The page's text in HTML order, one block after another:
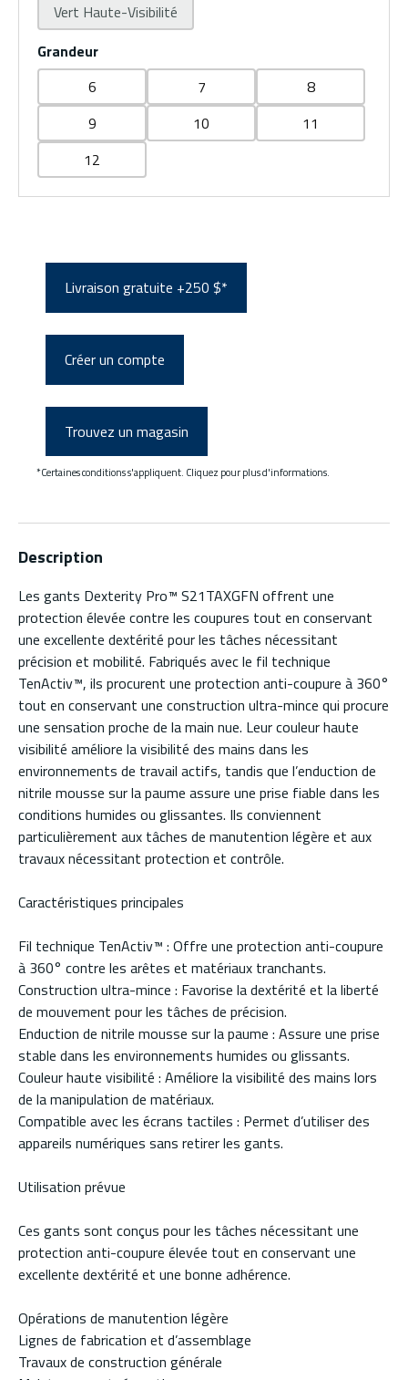
Vert Haute-Visibilité
Grandeur
6
7
8
9
10
11
12
Livraison gratuite +250 $*
Créer un compte
Trouvez un magasin
*Certaines conditions s'appliquent. Cliquez pour plus d'informations.
Description
Les gants Dexterity Pro™ S21TAXGFN offrent une
protection élevée contre les coupures tout en conservant
une excellente dextérité pour les tâches nécessitant
précision et mobilité. Fabriqués avec le fil technique
TenActiv™, ils procurent une protection anti-coupure à 360°
tout en conservant une construction ultra-mince qui procure
une sensation proche de la main nue. Leur couleur haute
visibilité améliore la visibilité des mains dans les
environnements de travail actifs, tandis que l’enduction de
nitrile mousse sur la paume assure une prise fiable dans les
conditions humides ou glissantes. Ils conviennent
particulièrement aux tâches de manutention légère et aux
travaux nécessitant protection et contrôle.
Caractéristiques principales
Fil technique TenActiv™ : Offre une protection anti-coupure
à 360° contre les arêtes et matériaux tranchants.
Construction ultra-mince : Favorise la dextérité et la liberté
de mouvement pour les tâches de précision.
Enduction de nitrile mousse sur la paume : Assure une prise
stable dans les environnements humides ou glissants.
Couleur haute visibilité : Améliore la visibilité des mains lors
de la manipulation de matériaux.
Compatible avec les écrans tactiles : Permet d’utiliser des
appareils numériques sans retirer les gants.
Utilisation prévue
Ces gants sont conçus pour les tâches nécessitant une
protection anti-coupure élevée tout en conservant une
excellente dextérité et une bonne adhérence.
Opérations de manutention légère
Lignes de fabrication et d’assemblage
Travaux de construction générale